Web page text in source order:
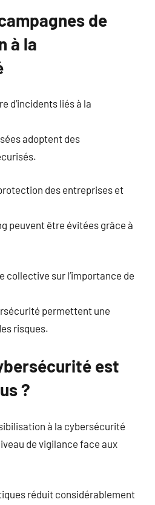
de
à la
d’incidents liés à la
adoptent des
des entreprises et
peuvent être évitées grâce à
collective sur l’importance de
permettent une
risques.
est
?
à la cybersécurité
de vigilance face aux
réduit considérablement